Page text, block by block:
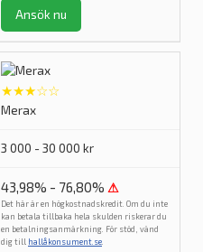
Ansök nu
★★★☆☆
Merax
3 000 - 30 000 kr
43,98% - 76,80% ⚠
Det här är en högkostnadskredit. Om du inte
kan betala tillbaka hela skulden riskerar du
en betalningsanmärkning. För stöd, vänd
dig till hallåkonsument.se